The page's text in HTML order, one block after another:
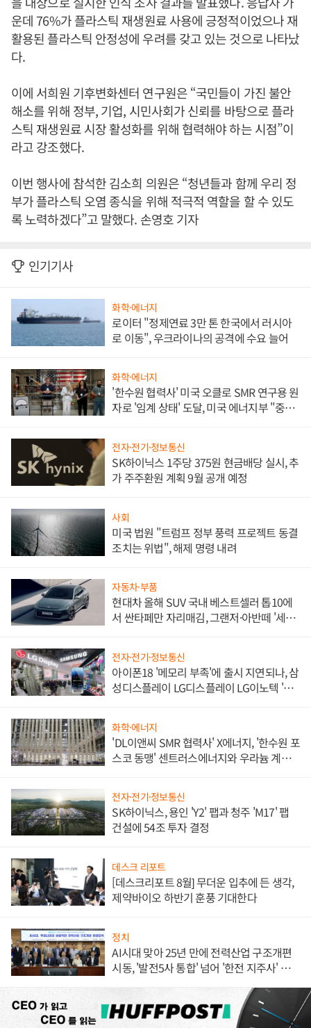
운데 76%가 플라스틱 재생원료 사용에 긍정적이었으나 재
활용된 플라스틱 안정성에 우려를 갖고 있는 것으로 나타났
다.
이에 서희원 기후변화센터 연구원은 “국민들이 가진 불안
해소를 위해 정부, 기업, 시민사회가 신뢰를 바탕으로 플라
스틱 재생원료 시장 활성화를 위해 협력해야 하는 시점”이
라고 강조했다.
이번 행사에 참석한 김소희 의원은 “청년들과 함께 우리 정
부가 플라스틱 오염 종식을 위해 적극적 역할을 할 수 있도
록 노력하겠다”고 말했다. 손영호 기자
인기기사
화학·에너지
로이터 "정제연료 3만 톤 한국에서 러시아
로 이동", 우크라이나의 공격에 수요 늘어
화학·에너지
'한수원 협력사' 미국 오클로 SMR 연구용 원
자로 '임계 상태' 도달, 미국 에너지부 "중요
전자·전기·정보통신
SK하이닉스 1주당 375원 현금배당 실시, 추
가 주주환원 계획 9월 공개 예정
사회
미국 법원 "트럼프 정부 풍력 프로젝트 동결
조치는 위법", 해제 명령 내려
자동차·부품
현대차 올해 SUV 국내 베스트셀러 톱10에
서 싼타페만 자리매김, 그랜저·아반떼 '세단
전자·전기·정보통신
아이폰18 '메모리 부족'에 출시 지연되나, 삼
성디스플레이 LG디스플레이 LG이노텍 '탈
화학·에너지
'DL이앤씨 SMR 협력사' X에너지, '한수원 포
스코 동맹' 센트러스에너지와 우라늄 계약
전자·전기·정보통신
SK하이닉스, 용인 'Y2' 팹과 청주 'M17' 팹
건설에 54조 투자 결정
데스크 리포트
[데스크리포트 8월] 무더운 입추에 든 생각,
제약바이오 하반기 훈풍 기대한다
정치
AI시대 맞아 25년 만에 전력산업 구조개편
시동, '발전5사 통합' 넘어 '한전 지주사' 재편